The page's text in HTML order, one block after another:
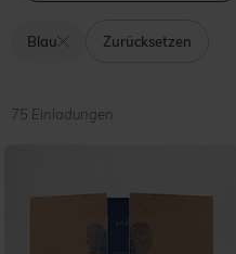
Blau Zurücksetzen
75 Einladungen